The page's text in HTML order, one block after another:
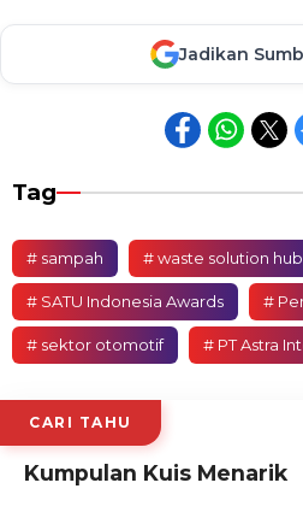
Jadikan
Tag
# sampah # waste solution hub
# SATU Indonesia Awards #
# sektor otomotif # PT Astra
CARI TAHU
Kumpulan Kuis Menarik